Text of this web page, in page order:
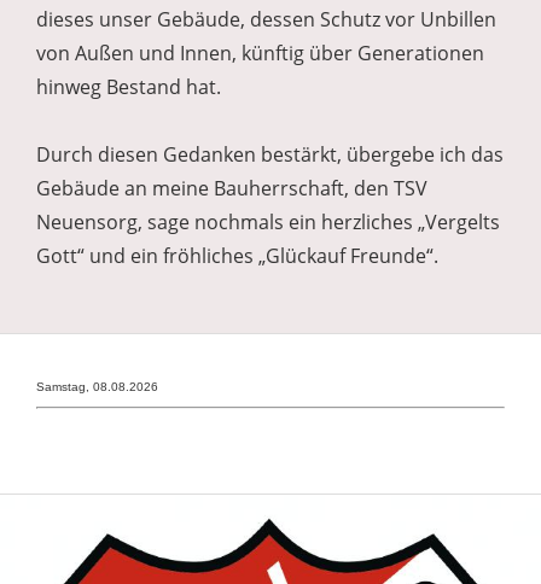
dieses unser Gebäude, dessen Schutz vor Unbillen
von Außen und Innen, künftig über Generationen
hinweg Bestand hat.
Durch diesen Gedanken bestärkt, übergebe ich das
Gebäude an meine Bauherrschaft, den TSV
Neuensorg, sage nochmals ein herzliches „Vergelts
Gott“ und ein fröhliches „Glückauf Freunde“.
Samstag, 08.08.2026